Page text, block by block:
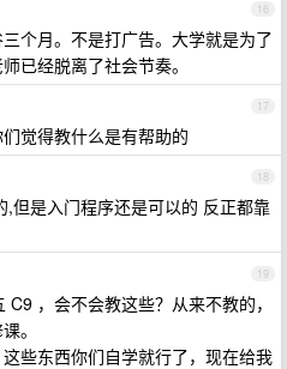
16
个月。不是打广告。大学就是为了
已经脱离了社会节奏。
17
觉得教什么是有帮助的
18
但是入门程序还是可以的 反正都靠
19
C9 ，会不会教这些？从来不教的，
。
些东西你们自学就行了，现在给我